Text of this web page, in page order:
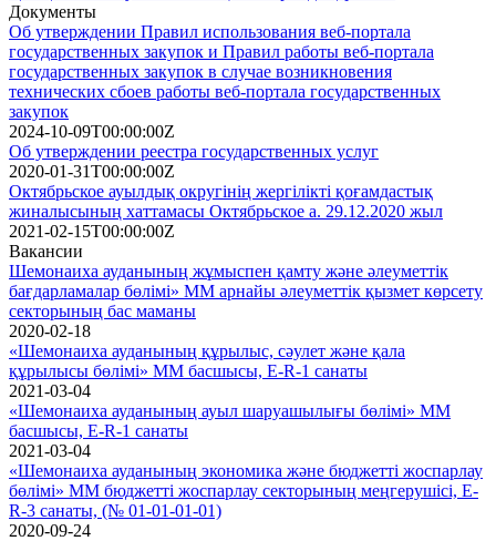
Документы
Об утверждении Правил использования веб-портала
государственных закупок и Правил работы веб-портала
государственных закупок в случае возникновения
технических сбоев работы веб-портала государственных
закупок
2024-10-09T00:00:00Z
Об утверждении реестра государственных услуг
2020-01-31T00:00:00Z
Октябрьское ауылдық округінің жергілікті қоғамдастық
жиналысының хаттамасы Октябрьское а. 29.12.2020 жыл
2021-02-15T00:00:00Z
Вакансии
Шемонаиха ауданының жұмыспен қамту және әлеуметтік
бағдарламалар бөлімі» ММ арнайы әлеуметтік қызмет көрсету
секторының бас маманы
2020-02-18
«Шемонаиха ауданының құрылыс, сәулет және қала
құрылысы бөлімі» ММ басшысы, E-R-1 санаты
2021-03-04
«Шемонаиха ауданының ауыл шаруашылығы бөлімі» ММ
басшысы, E-R-1 санаты
2021-03-04
«Шемонаиха ауданының экономика және бюджетті жоспарлау
бөлімі» ММ бюджетті жоспарлау секторының меңгерушісі, E-
R-3 санаты, (№ 01-01-01-01)
2020-09-24